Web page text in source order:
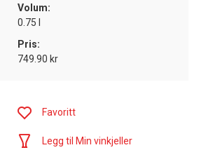
Volum:
0.75 l
Pris:
749.90 kr
Favoritt
Legg til Min vinkjeller